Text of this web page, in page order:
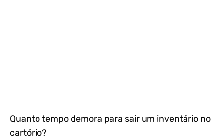
Quanto tempo demora para sair um inventário no
cartório?